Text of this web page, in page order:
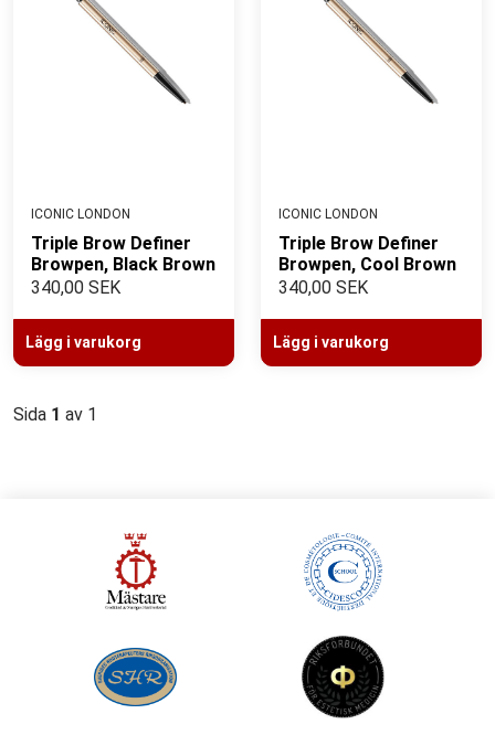
ICONIC LONDON
Triple Brow Definer
Browpen, Black Brown
340,00 SEK
Lägg i varukorg
ICONIC LONDON
Triple Brow Definer
Browpen, Cool Brown
340,00 SEK
Lägg i varukorg
Sida 1 av 1